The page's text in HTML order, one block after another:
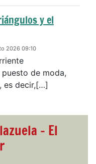
y el
2026 09:10
de moda,
es decir,[…]
- El